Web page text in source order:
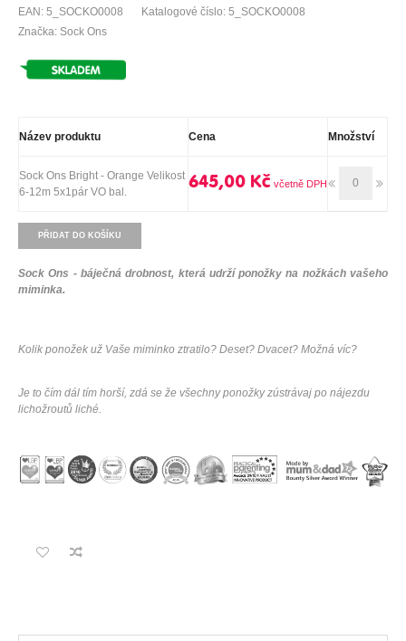
EAN: 5_SOCKO0008
Katalogové číslo: 5_SOCKO0008
Značka: Sock Ons
Název produktu Cena Množství
Sock Ons Bright - Orange Velikost
6-12m 5x1pár VO bal.
645,00 Kč
PŘIDAT DO KOŠÍKU
Sock Ons - báječná drobnost, která udrží ponožky na nožkách vašeho
miminka.
Kolik ponožek už Vaše miminko ztratilo? Deset? Dvacet? Možná víc?
Je to čím dál tím horší, zdá se že všechny ponožky zústrávaj po nájezdu
lichožroutů liché.